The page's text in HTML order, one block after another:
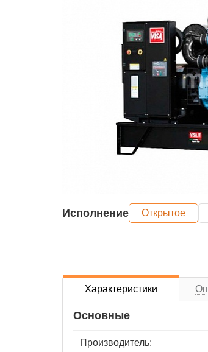
Исполнение Открытое
Характеристики
Основные
Производитель: